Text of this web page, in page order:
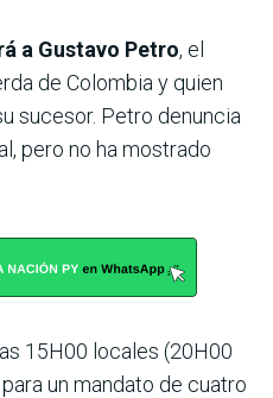
a Gustavo Petro, el
de Colombia y quien
sucesor. Petro denuncia
pero no ha mostrado
15H00 locales (20H00
un mandato de cuatro